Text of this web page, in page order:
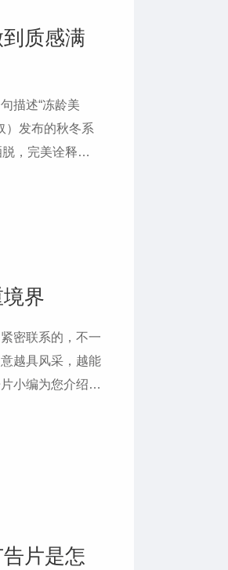
质感满
描述“冻龄美
）发布的秋冬系
，完美诠释
界
密联系的，不一
越具风采，越能
小编为您介绍广
片是怎